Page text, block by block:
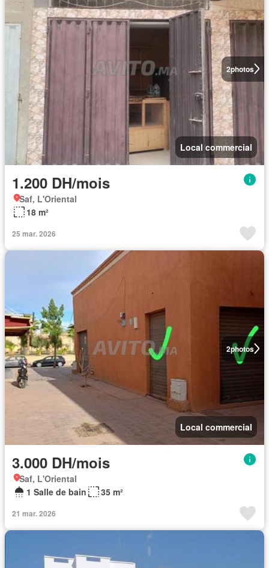
2photos
Local commercial
1.200 DH/mois
Saf, L'Oriental
18 m²
25 mar. 2026
2photos
Local commercial
3.000 DH/mois
Saf, L'Oriental
1 Salle de bain
35 m²
21 mar. 2026